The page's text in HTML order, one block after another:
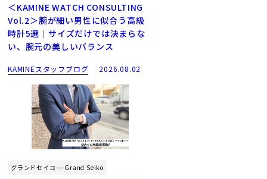
＜KAMINE WATCH CONSULTING
Vol.2＞腕が細い男性に似合う高級
時計5選｜サイズだけでは決まらな
い、腕元の美しいバランス
KAMINEスタッフブログ 2026.08.02
グランドセイコー-Grand Seiko